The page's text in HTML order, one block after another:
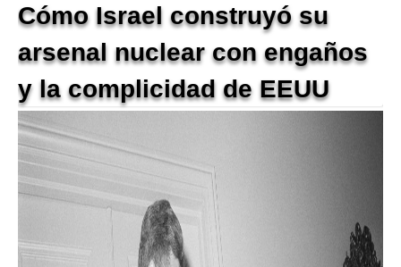
Cómo Israel construyó su
arsenal nuclear con engaños
y la complicidad de EEUU